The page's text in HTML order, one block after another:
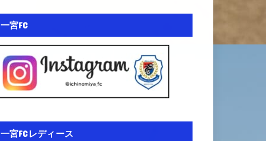
一宮FC
一宮FCレディース